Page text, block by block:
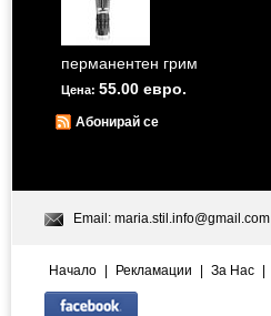
перманентен грим
Цена: 55.00 евро.
Абонирай се
Email: maria.stil.info@gmail.com
Начало | Рекламации | За Нас |